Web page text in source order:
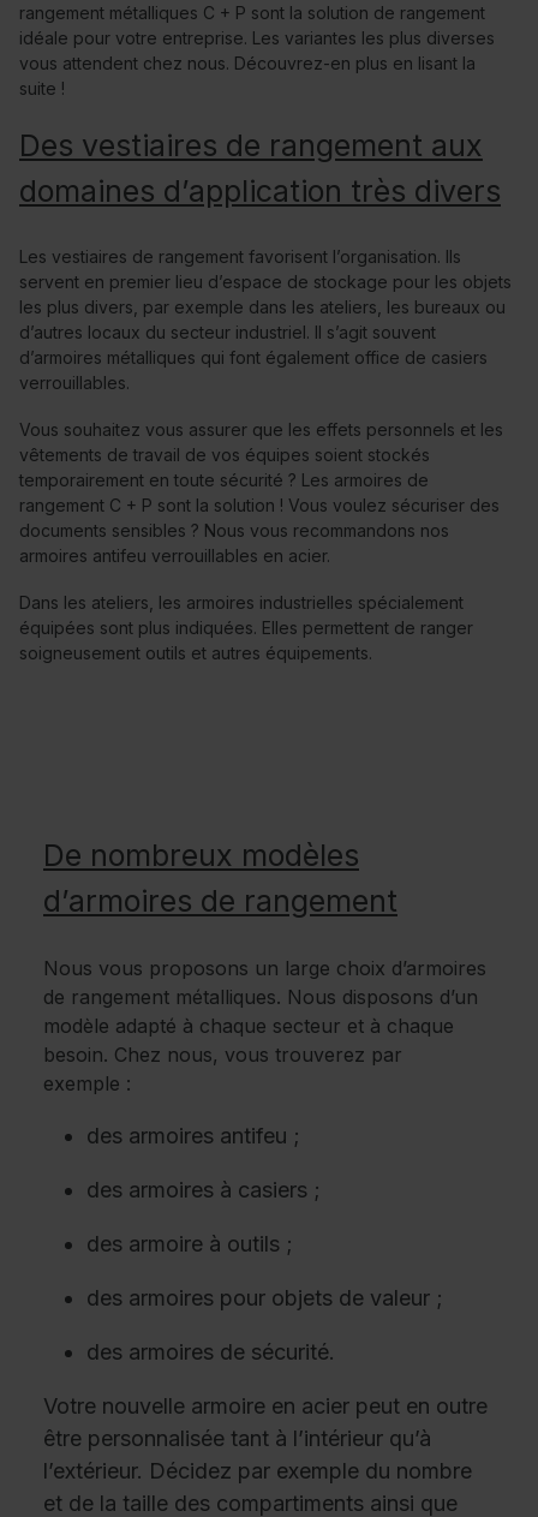
rangement métalliques C + P sont la solution de rangement
idéale pour votre entreprise. Les variantes les plus diverses
vous attendent chez nous. Découvrez-en plus en lisant la
suite !
Des vestiaires de rangement aux
domaines d’application très divers
Les vestiaires de rangement favorisent l’organisation. Ils
servent en premier lieu d’espace de stockage pour les objets
les plus divers, par exemple dans les ateliers, les bureaux ou
d’autres locaux du secteur industriel. Il s’agit souvent
d’armoires métalliques qui font également office de casiers
verrouillables.
Vous souhaitez vous assurer que les effets personnels et les
vêtements de travail de vos équipes soient stockés
temporairement en toute sécurité ? Les armoires de
rangement C + P sont la solution ! Vous voulez sécuriser des
documents sensibles ? Nous vous recommandons nos
armoires antifeu verrouillables en acier.
Dans les ateliers, les armoires industrielles spécialement
équipées sont plus indiquées. Elles permettent de ranger
soigneusement outils et autres équipements.
De nombreux modèles
d’armoires de rangement
Nous vous proposons un large choix d’armoires
de rangement métalliques. Nous disposons d’un
modèle adapté à chaque secteur et à chaque
besoin. Chez nous, vous trouverez par
exemple :
des armoires antifeu ;
des armoires à casiers ;
des armoire à outils ;
des armoires pour objets de valeur ;
des armoires de sécurité.
Votre nouvelle armoire en acier peut en outre
être personnalisée tant à l’intérieur qu’à
l’extérieur. Décidez par exemple du nombre
et de la taille des compartiments ainsi que